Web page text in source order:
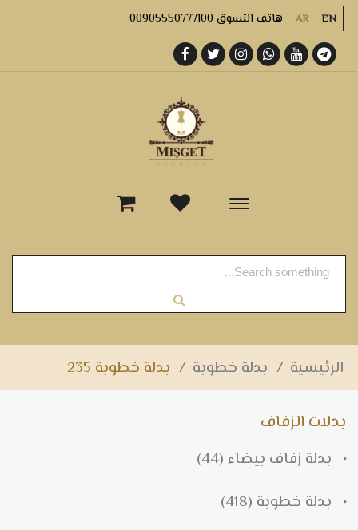
AR EN هاتف التسوق 00905550777100
-
الرئيسية / بدلة خطوبة / بدلة خطوبة 235
بدلات الزفاف
بدلة زفاف بيضاء (44)
بدلة خطوبة (418)